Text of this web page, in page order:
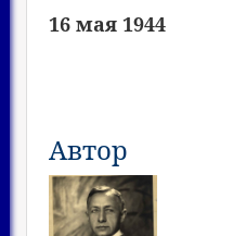
16 мая 1944
Автор